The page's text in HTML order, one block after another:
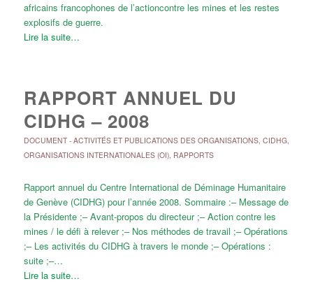
africains francophones de l’actioncontre les mines et les restes
explosifs de guerre.
Lire la suite…
RAPPORT ANNUEL DU
CIDHG – 2008
DOCUMENT- ACTIVITÉS ET PUBLICATIONS DES ORGANISATIONS, CIDHG,
ORGANISATIONS INTERNATIONALES (OI), RAPPORTS
Rapport annuel du Centre International de Déminage Humanitaire
de Genève (CIDHG) pour l’année 2008. Sommaire :– Message de
la Présidente ;– Avant-propos du directeur ;– Action contre les
mines / le défi à relever ;– Nos méthodes de travail ;– Opérations
;– Les activités du CIDHG à travers le monde ;– Opérations :
suite ;–…
Lire la suite…